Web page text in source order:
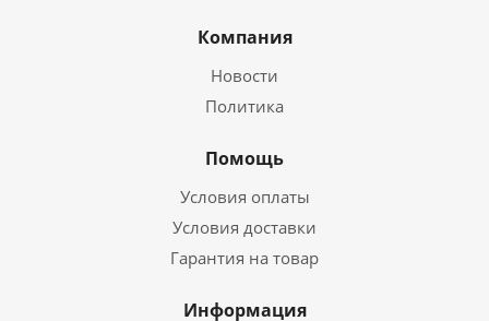
Компания
Новости
Политика
Помощь
Условия оплаты
Условия доставки
Гарантия на товар
Информация